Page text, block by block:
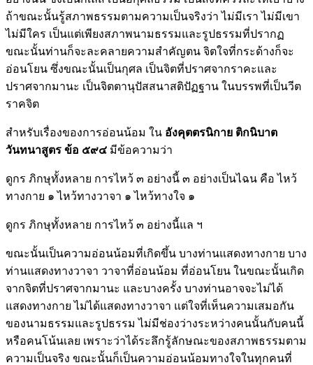
ถ้าขณะนั้นรู้สภาพธรรมตามความเป็นจริงว่า ไม่มีเรา ไม่มีเขา
ไม่มีใคร เป็นแต่เพียงสภาพนามธรรมและรูปธรรมที่ปรากฏ
ขณะนั้นท่านก็จะละคลายความสำคัญตน จิตใจที่กระด้างก็จะ
อ่อนโยน ซึ่งขณะนั้นเป็นกุศล เป็นจิตที่ปราศจากราคะและ
ปราศจากมานะ เป็นจิตตานุปัสสนาสติปัฏฐาน ในบรรพที่เป็นวีต
ราคจิต
สำหรับเรื่องของการอ่อนน้อม ใน อังคุตตรนิกาย ติกนิบาต
วันทนาสูตร ข้อ ๕๙๔ มีข้อความว่า
ดูกร ภิกษุทั้งหลาย การไหว้ ๓ อย่างนี้ ๓ อย่างเป็นไฉน คือ ไหว้
ทางกาย ๑ ไหว้ทางวาจา ๑ ไหว้ทางใจ ๑
ดูกร ภิกษุทั้งหลาย การไหว้ ๓ อย่างนี้แล ฯ
ขณะนั้นเป็นความอ่อนน้อมที่เกิดขึ้น บางท่านแสดงทางกาย บาง
ท่านแสดงทางวาจา วาจาที่อ่อนน้อม ที่อ่อนโยน ในขณะนั้นเกิด
จากจิตที่ปราศจากมานะ และบางครั้ง บางท่านอาจจะไม่ได้
แสดงทางกาย ไม่ได้แสดงทางวาจา แต่ใจที่เห็นความเสมอกัน
ของนามธรรมและรูปธรรม ไม่มีช่องว่างระหว่างคนนั้นกับคนนี้
หรือคนโน้นเลย เพราะว่าได้ระลึกรู้ลักษณะของสภาพธรรมตาม
ความเป็นจริง ขณะนั้นก็เป็นความอ่อนน้อมทางใจในทุกคนที่